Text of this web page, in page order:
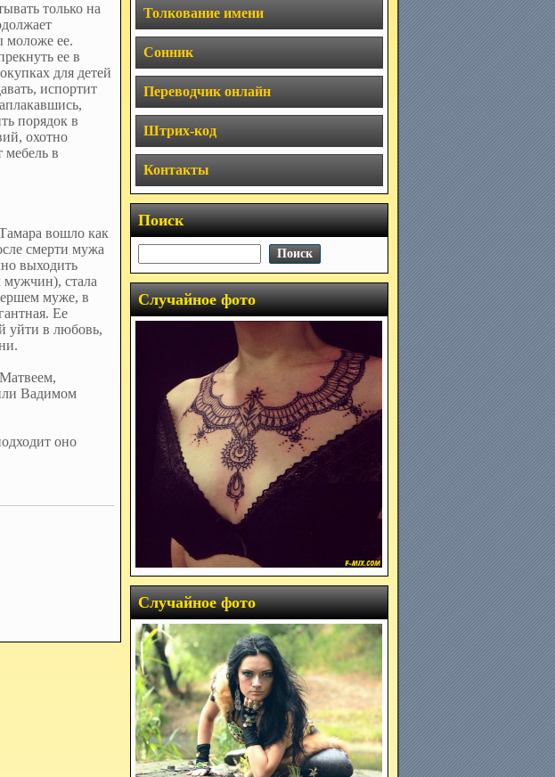
только на
моложе ее.
ее в
для детей
испортит
порядок в
охотно
мебель в
вошло как
смерти мужа
выходить
мужчин), стала
муже, в
Ее
уйти в любовь,
Вадимом
оно
Толкование имени
Сонник
Переводчик онлайн
Штрих-код
Контакты
Поиск
Случайное фото
Случайное фото